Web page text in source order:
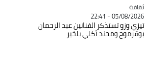
Catégorie
ثقافة
05/08/2026 - 22:41
تيزي وزو تستذكر الفنانين عبد الرحمان
بوقرموح ومحند أكلي بلخير